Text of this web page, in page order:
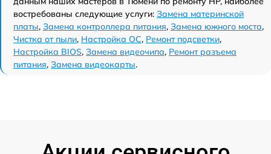
востребованы следующие услуги: Замена материнской
платы, Замена контроллера питания, Замена южного моста,
Чистка от пыли, Настройка ОС, Ремонт подсветки,
Настройка BIOS, Замена видеочипа, Ремонт разъема
питания, Замена видеокарты.